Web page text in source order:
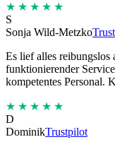
★★★★★
S
Sonja Wild-Metzko
Es lief alles reibungslos
funktionierender
kompetentes Personal.
★★★★★
D
DominikTrustpilot